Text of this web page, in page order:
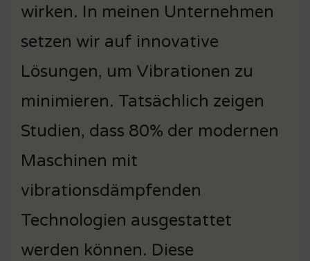
wirken. In meinen Unternehmen
setzen wir auf innovative
Lösungen, um Vibrationen zu
minimieren. Tatsächlich zeigen
Studien, dass 80% der modernen
Maschinen mit
vibrationsdämpfenden
Technologien ausgestattet
werden können. Diese